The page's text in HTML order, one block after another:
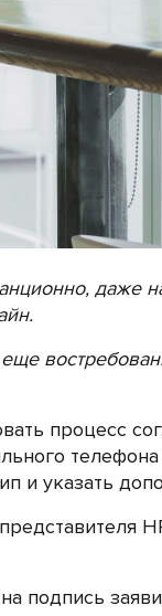
даже
процесс
и указать
подпись